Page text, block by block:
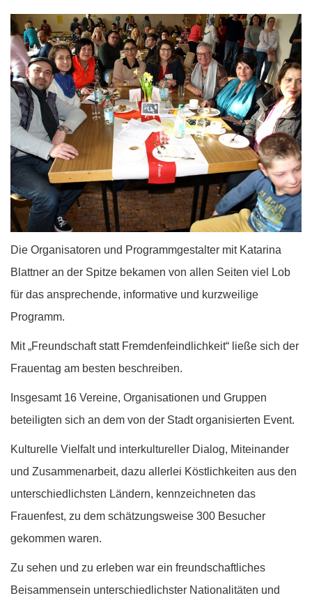
Die Organisatoren und Programmgestalter mit Katarina
Blattner an der Spitze bekamen von allen Seiten viel Lob
für das ansprechende, informative und kurzweilige
Programm.
Mit „Freundschaft statt Fremdenfeindlichkeit“ ließe sich der
Frauentag am besten beschreiben.
Insgesamt 16 Vereine, Organisationen und Gruppen
beteiligten sich an dem von der Stadt organisierten Event.
Kulturelle Vielfalt und interkultureller Dialog, Miteinander
und Zusammenarbeit, dazu allerlei Köstlichkeiten aus den
unterschiedlichsten Ländern, kennzeichneten das
Frauenfest, zu dem schätzungsweise 300 Besucher
gekommen waren.
Zu sehen und zu erleben war ein freundschaftliches
Beisammensein unterschiedlichster Nationalitäten und